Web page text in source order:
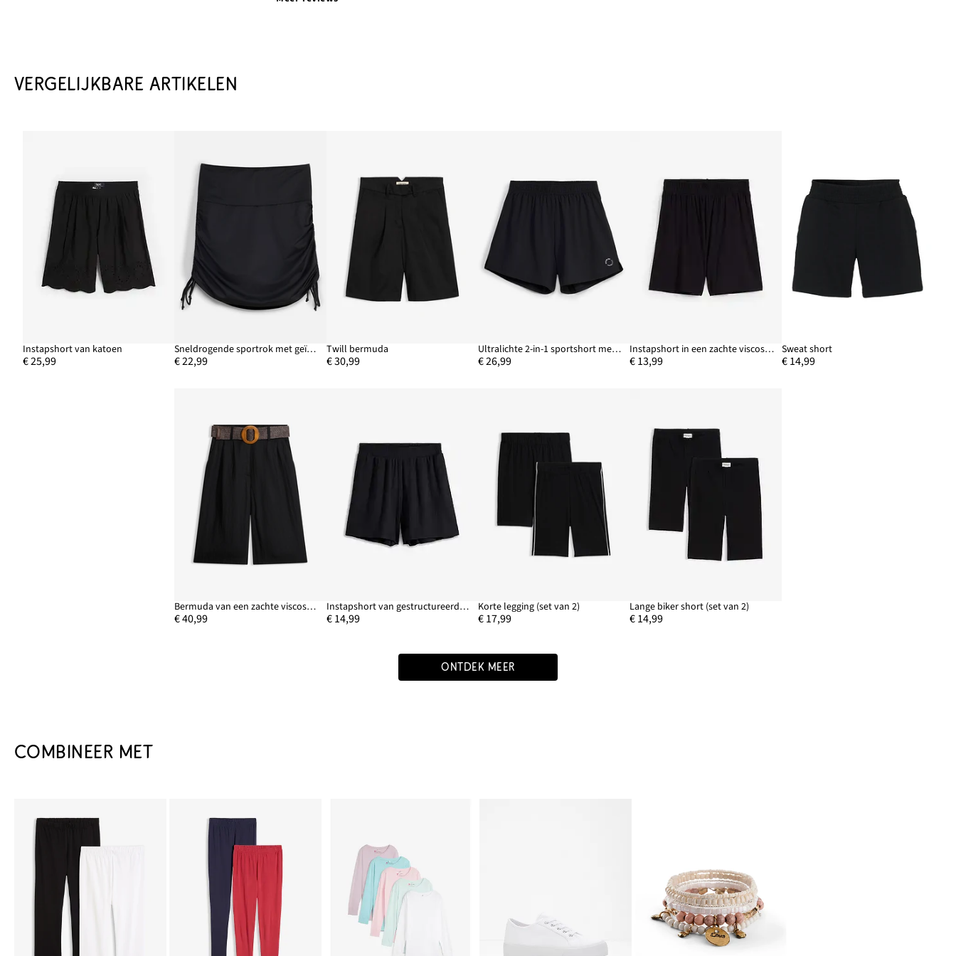
VERGELIJKBARE ARTIKELEN
Instapshort van katoen
€ 25,99
Sneldrogende sportrok met geïntegreerde korte legging
€ 22,99
Twill bermuda
€ 30,99
Ultralichte 2-in-1 sportshort met geïntegreerde legging, sneldrogend
€ 26,99
Instapshort in een zachte viscosemix
€ 13,99
Sweat short
€ 14,99
Bermuda van een zachte viscosemix
€ 40,99
Instapshort van gestructureerde jersey en een hoge tailleband
€ 14,99
Korte legging (set van 2)
€ 17,99
Lange biker short (set van 2)
€ 14,99
ONTDEK MEER
COMBINEER MET